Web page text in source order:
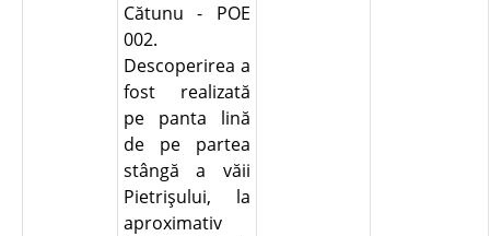
Cătunu - POE
002.
Descoperirea a
fost realizată
pe panta lină
de pe partea
stângă a văii
Pietrişului, la
aproximativ